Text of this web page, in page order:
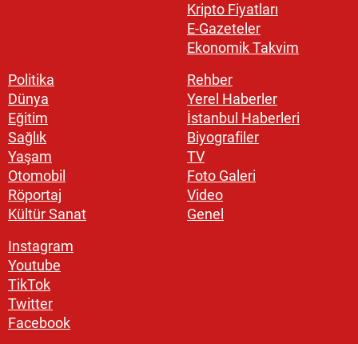
Kripto Fiyatları
E-Gazeteler
Ekonomik Takvim
Politika
Dünya
Eğitim
Sağlık
Yaşam
Otomobil
Röportaj
Kültür Sanat
Rehber
Yerel Haberler
İstanbul Haberleri
Biyografiler
TV
Foto Galeri
Video
Genel
Instagram
Youtube
TikTok
Twitter
Facebook